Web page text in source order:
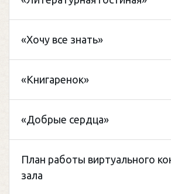
«Хочу все знать»
«Книгаренок»
«Добрые сердца»
План работы виртуального
зала